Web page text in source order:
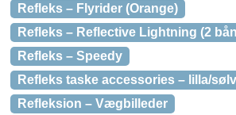
Refleks – Flyrider (Orange)
Refleks – Reflective Lightning (2
Refleks – Speedy
Refleks taske accessories – lilla/sølv
Refleksion – Vægbilleder